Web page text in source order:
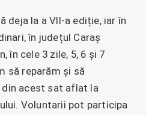
deja la a VII-a ediție, iar în
în județul Caraș
în cele 3 zile, 5, 6 și 7
să reparăm și să
acest sat aflat la
Voluntarii pot participa